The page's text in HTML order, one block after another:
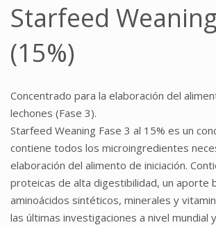
Starfeed
(15%)
Concentrado para la elaboración del
lechones (Fase 3).
Starfeed Weaning Fase 3 al 15% es un
contiene todos los microingredientes
elaboración del alimento de iniciación.
proteicas de alta digestibilidad, un aporte
aminoácidos sintéticos, minerales y
las últimas investigaciones a nivel mundial